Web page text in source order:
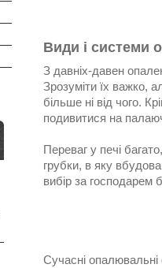
Види і системи
З давніх-давен
Зрозуміти їх важко,
більше ні від чого.
подивитися на
Переваг у печі
грубки, в яку
вибір за господарем
Сучасні